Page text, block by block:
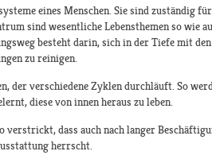
eines Menschen. Sie sind zuständig
sind wesentliche Lebensthemen so wie
besteht darin, sich in der Tiefe mit
zu reinigen.
der verschiedene Zyklen durchläuft. So
diese von innen heraus zu leben.
dass auch nach langer
herrscht.